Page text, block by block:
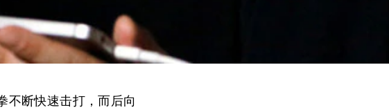
不断快速击打，而后向